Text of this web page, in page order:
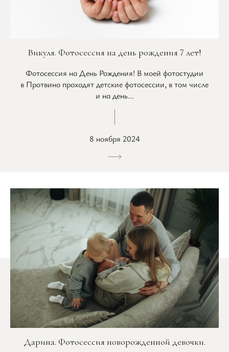
Викуля. Фотосессия на день рождения 7 лет!
Фотосессия на День Рождения! В моей фотостудии
в Протвино проходят детские фотосессии, в том числе
и на день...
8 ноября 2024
Дарина. Фотосессия новорожденной девочки.